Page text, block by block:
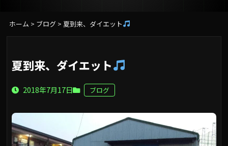
ホーム > ブログ> 夏到来、ダイエット
夏到来、ダイエット
2018年7月17日 ブログ